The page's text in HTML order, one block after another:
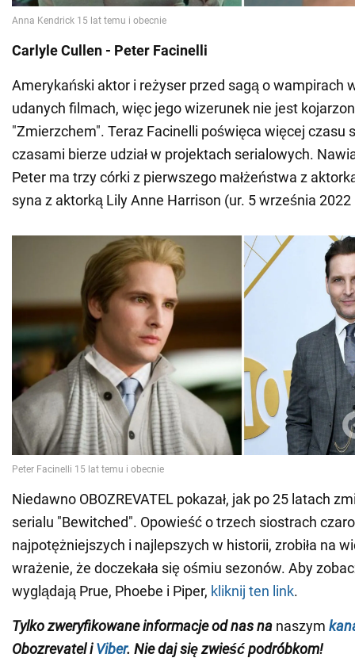
Carlyle Cullen - Peter Facinelli
Amerykański aktor i reżyser przed sagą o wampirach
udanych filmach, więc jego wizerunek nie jest
"Zmierzchem". Teraz Facinelli poświęca więcej czasu
czasami bierze udział w projektach serialowych.
Peter ma trzy córki z pierwszego małżeństwa z
syna z aktorką Lily Anne Harrison (ur. 5 września 2022
Niedawno OBOZREVATEL pokazał, jak po 25 latach
serialu "Bewitched". Opowieść o trzech siostrach
najpotężniejszych i najlepszych w historii, zrobiła na
wrażenie, że doczekała się ośmiu sezonów. Aby
wyglądają Prue, Phoebe i Piper, kliknij ten link.
Tylkozweryfikowane informacje od nas na naszym
Obozrevatel iViber. Nie daj się zwieść podróbkom!